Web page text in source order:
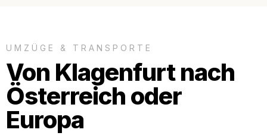
UMZÜGE & TRANSPORTE
Von Klagenfurt nach
Österreich oder
Europa